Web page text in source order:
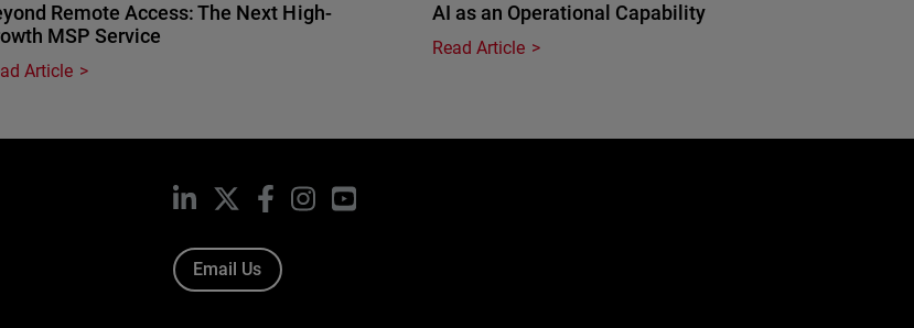
Remote Access: The Next High-
MSP Service
Article
AI as an Operational Capability
Read Article
LinkedIn Facebook
InstagramYouTube
Email Us